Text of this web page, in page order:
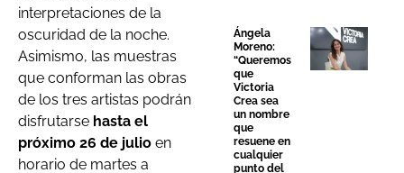
interpretaciones de la
oscuridad de la noche.
Asimismo, las muestras
que conforman las obras
de los tres artistas podrán
disfrutarse hasta el
próximo 26 de julio en
horario de martes a
Ángela
Moreno:
“Queremos
que
Victoria
Crea sea
un nombre
que
resuene en
cualquier
punto del